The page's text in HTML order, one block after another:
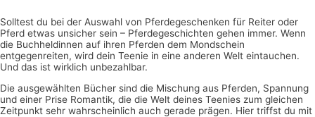
Solltest du bei der Auswahl von Pferdegeschenken für Reiter oder
Pferd etwas unsicher sein – Pferdegeschichten gehen immer. Wenn
die Buchheldinnen auf ihren Pferden dem Mondschein
entgegenreiten, wird dein Teenie in eine anderen Welt eintauchen.
Und das ist wirklich unbezahlbar.
Die ausgewählten Bücher sind die Mischung aus Pferden, Spannung
und einer Prise Romantik, die die Welt deines Teenies zum gleichen
Zeitpunkt sehr wahrscheinlich auch gerade prägen. Hier triffst du mit